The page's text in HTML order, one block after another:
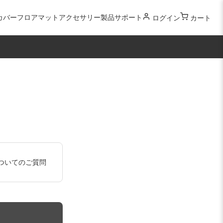
バーフロアマット アクセサリー製品サポート ログイン カート
いてのご質問